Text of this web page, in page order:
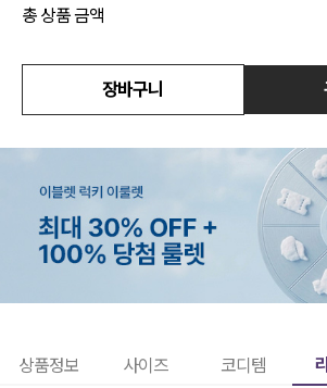
총 상품 금액
장바구니
상품정보 사이즈 코디템